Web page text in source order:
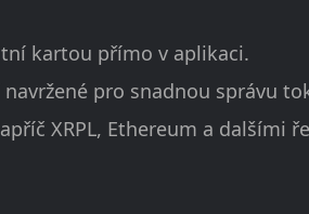
kartou přímo v aplikaci.
pro snadnou správu
XRPL, Ethereum a dalšími